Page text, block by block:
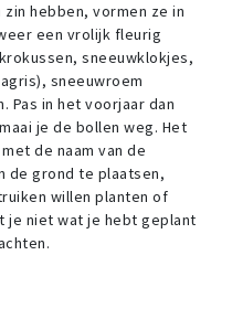
hebben, vormen ze in
een vrolijk fleurig
sneeuwklokjes,
sneeuwroem
Pas in het voorjaar dan
je de bollen weg. Het
de naam van de
de grond te plaatsen,
willen planten of
je niet wat je hebt geplant